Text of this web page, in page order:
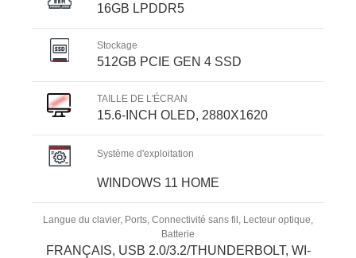
16GB LPDDR5
Stockage
512GB PCIE GEN 4 SSD
TAILLE DE L'ÉCRAN
15.6-INCH OLED, 2880X1620
Système d'exploitation
WINDOWS 11 HOME
Langue du clavier, Ports, Connectivité sans fil, Lecteur optique,
Batterie
FRANÇAIS, USB 2.0/3.2/THUNDERBOLT, WI-